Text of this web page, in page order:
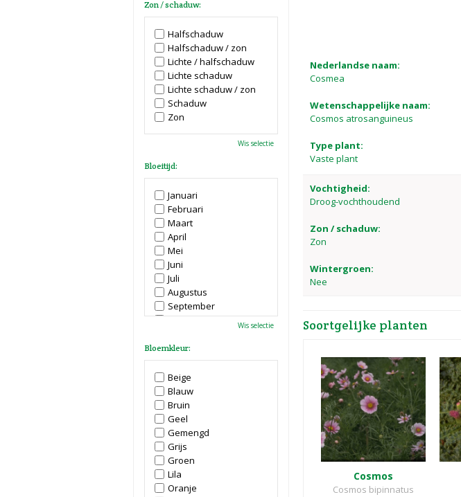
Nederlandse naam:
Cosmea
Wetenschappelijke naam:
Cosmos atrosanguineus
Type plant:
Vaste plant
Vochtigheid:
Droog-vochthoudend
Zon / schaduw:
Zon
Wintergroen:
Nee
Soortgelijke planten
Cosmos
Cosmos bipinnatus
Zon / schaduw:
Halfschaduw
Halfschaduw / zon
Lichte / halfschaduw
Lichte schaduw
Lichte schaduw / zon
Schaduw
Zon
Wis selectie
Bloeitijd:
Januari
Februari
Maart
April
Mei
Juni
Juli
Augustus
September
Oktober
December
Wis selectie
Bloemkleur:
Beige
Blauw
Bruin
Geel
Gemengd
Grijs
Groen
Lila
Oranje